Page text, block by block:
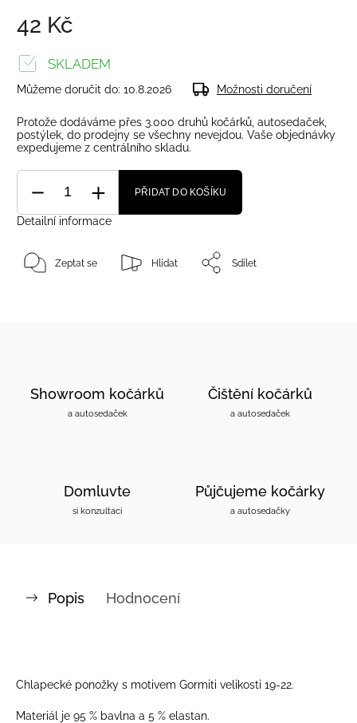
42 Kč
SKLADEM
Můžeme doručit do: 10.8.2026 Možnosti doručení
Protože dodáváme přes 3.000 druhů kočárků, autosedaček,
postýlek, do prodejny se všechny nevejdou. Vaše objednávky
expedujeme z centrálního skladu.
PŘIDAT DO KOŠÍKU
Detailní informace
Zeptat se Hlídat Sdílet
Showroom kočárků
a autosedaček
Čištění kočárků
a autosedaček
Domluvte
si konzultaci
Půjčujeme kočárky
a autosedačky
Popis Hodnocení
Chlapecké ponožky s motivem Gormiti velikosti 19-22.
Materiál je 95 % bavlna a 5 % elastan.